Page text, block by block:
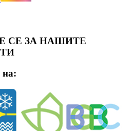
СЕ ЗА НАШИТЕ